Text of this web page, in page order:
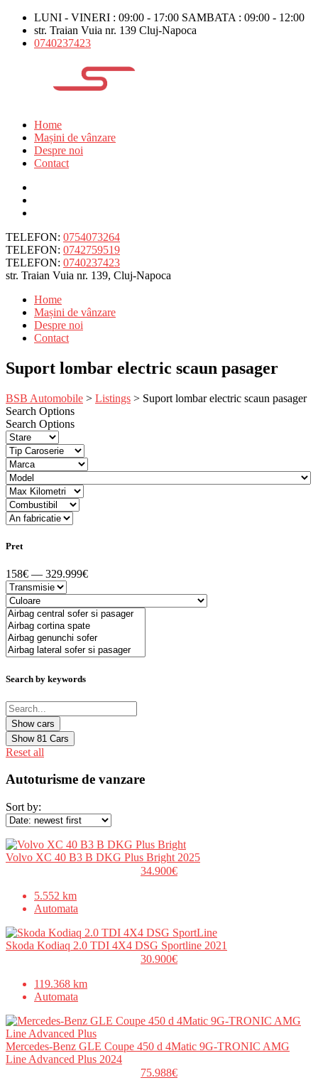
LUNI - VINERI : 09:00 - 17:00 SAMBATA : 09:00 - 12:00
str. Traian Vuia nr. 139 Cluj-Napoca
0740237423
Home
Mașini de vânzare
Despre noi
Contact
TELEFON: 0754073264
TELEFON: 0742759519
TELEFON: 0740237423
str. Traian Vuia nr. 139, Cluj-Napoca
Home
Mașini de vânzare
Despre noi
Contact
Suport lombar electric scaun pasager
BSB Automobile > Listings > Suport lombar electric scaun pasager
Search Options
Search Options
Pret
158€ — 329.999€
Search by keywords
Show 81 Cars
Reset all
Autoturisme de vanzare
Sort by:
34.900€
Volvo XC 40 B3 B DKG Plus Bright 2025
5.552 km
Automata
30.900€
Skoda Kodiaq 2.0 TDI 4X4 DSG Sportline 2021
119.368 km
Automata
75.988€
Mercedes-Benz GLE Coupe 450 d 4Matic 9G-TRONIC AMG
Line Advanced Plus 2024